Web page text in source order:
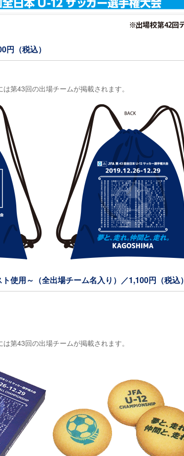
円（税込）
第43回の出場チームが掲載されます。
使用～（全出場チーム名入り）／1,100円（税込）
第43回の出場チームが掲載されます。